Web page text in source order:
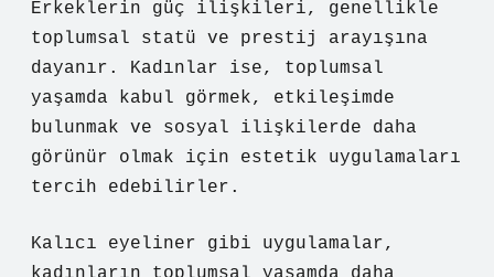
Erkeklerin güç ilişkileri, genellikle
toplumsal statü ve prestij arayışına
dayanır. Kadınlar ise, toplumsal
yaşamda kabul görmek, etkileşimde
bulunmak ve sosyal ilişkilerde daha
görünür olmak için estetik uygulamaları
tercih edebilirler.
Kalıcı eyeliner gibi uygulamalar,